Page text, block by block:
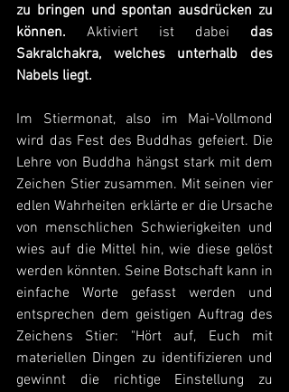
zu bringen und spontan ausdrücken zu
können. Aktiviert ist dabei das
Sakralchakra, welches unterhalb des
Nabels liegt.
Im Stiermonat, also im Mai-Vollmond
wird das Fest des Buddhas gefeiert. Die
Lehre von Buddha hängst stark mit dem
Zeichen Stier zusammen. Mit seinen vier
edlen Wahrheiten erklärte er die Ursache
von menschlichen Schwierigkeiten und
wies auf die Mittel hin, wie diese gelöst
werden könnten. Seine Botschaft kann in
einfache Worte gefasst werden und
entsprechen dem geistigen Auftrag des
Zeichens Stier: "Hört auf, Euch mit
materiellen Dingen zu identifizieren und
gewinnt die richtige Einstellung zu